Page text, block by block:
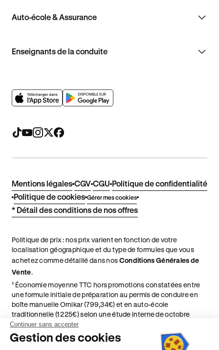
Auto-école & Assurance
Enseignants de la conduite
Mentions légales CGV CGU Politique de confidentialité
Politique de cookies Gérer mes cookies
* Détail des conditions de nos offres
Politique de prix : nos prix varient en fonction de votre
localisation géographique et du type de formules que vous
achetez comme détaillé dans nosConditions Générales de
Vente.
¹ Économie moyenne TTC hors promotions constatées entre
une formule initiale de préparation au permis de conduire en
boîte manuelle Ornikar (799,34€) et en auto-école
traditionnelle (1 225€) selon une étude interne de octobre
2024. Étude menée sur le marché des auto-écoles situées en
France métropolitaine & en outre-mer.
² Le prix de référence auquel est appliqué cette réduction
Continuer sans accepter
Gestion des cookies